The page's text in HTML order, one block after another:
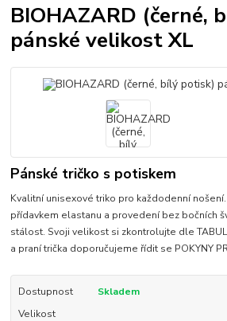
BIOHAZARD (černé,
pánské velikost XL
Pánské tričko s potiskem
Kvalitní unisexové triko pro každodenní
přídavkem elastanu a provedení bez bočních
stálost. Svoji velikost si zkontrolujte dle
a praní trička doporučujeme řídit se POKYNY
Dostupnost
Skladem
Velikost